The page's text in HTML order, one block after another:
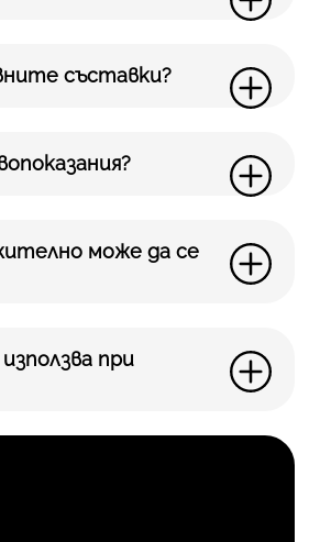
съставки?
може да се
при